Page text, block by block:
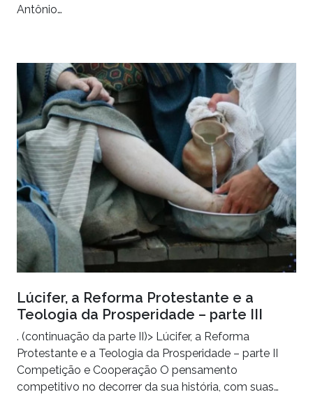
Antônio…
Lúcifer, a Reforma Protestante e a
Teologia da Prosperidade – parte III
. (continuação da parte II)> Lúcifer, a Reforma
Protestante e a Teologia da Prosperidade – parte II
Competição e Cooperação O pensamento
competitivo no decorrer da sua história, com suas…